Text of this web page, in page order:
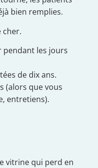
bien remplies.
cher.
pendant les jours
de dix ans.
(alors que vous
entretiens).
vitrine qui perd en